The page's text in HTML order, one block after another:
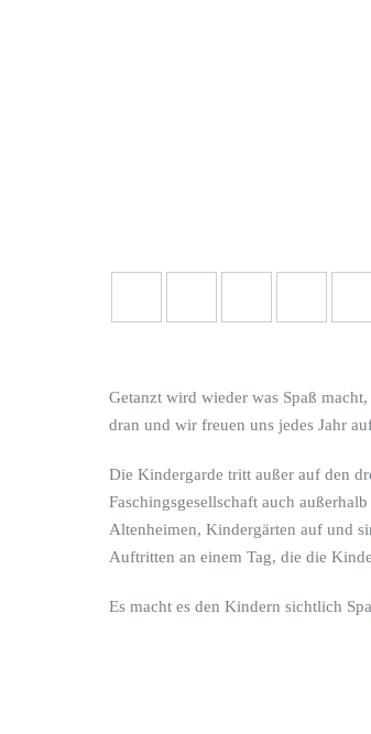
Getanzt wird wieder was Spaß
dran und wir freuen uns jedes Jahr
Die Kindergarde tritt außer auf den
Faschingsgesellschaft auch
Altenheimen, Kindergärten auf und
Auftritten an einem Tag, die die
Es macht es den Kindern sichtlich